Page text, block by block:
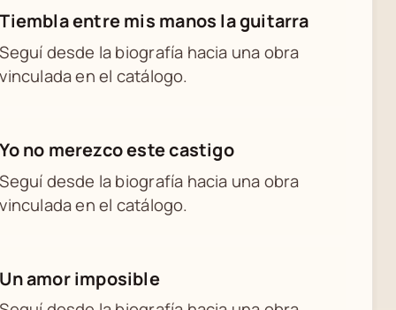
Tiembla entre mis manos la guitarra
Seguí desde la biografía hacia una obra
vinculada en el catálogo.
Yo no merezco este castigo
Seguí desde la biografía hacia una obra
vinculada en el catálogo.
Un amor imposible